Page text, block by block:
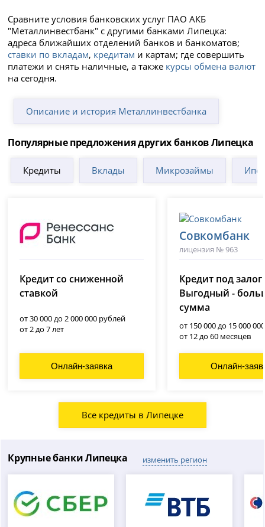
Сравните условия банковских услуг ПАО АКБ
"Металлинвестбанк" с другими банками Липецка:
адреса ближайших отделений банков и банкоматов;
ставки по вкладам, кредитам и картам; где совершить
платежи и снять наличные, а также курсы обмена валют
на сегодня.
Описание и история Металлинвестбанка
Популярные предложения других банков Липецка
Кредиты Вклады Микрозаймы
(Ренессанс Кредит)
лицензия № 3354
Кредит со сниженной
ставкой
от 30 000 до 2 000 000 рублей
от 2 до 7 лет
Онлайн-заявка
Совкомбанк
лицензия № 963
Кредит под залог
Выгодный -
сумма
от 150 000 до 15 000
от 12 до 60 месяцев
Онлайн-
Все кредиты в Липецке
Крупные банки Липецка изменить регион